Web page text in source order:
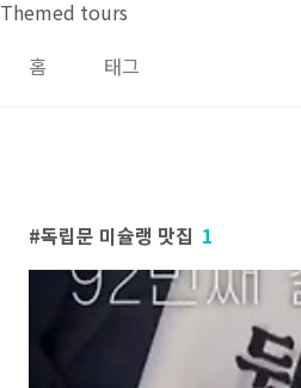
본문 바로가기
Themed tours
홈
태그
독립문 미슐랭 맛집 1